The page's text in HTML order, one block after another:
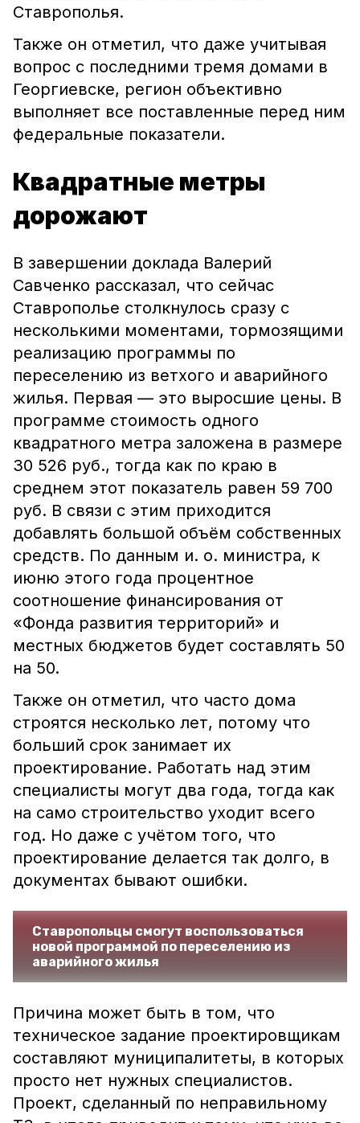
Ставрополья.
Также он отметил, что даже учитывая
вопрос с последними тремя домами в
Георгиевске, регион объективно
выполняет все поставленные перед ним
федеральные показатели.
Квадратные метры
дорожают
В завершении доклада Валерий
Савченко рассказал, что сейчас
Ставрополье столкнулось сразу с
несколькими моментами, тормозящими
реализацию программы по
переселению из ветхого и аварийного
жилья. Первая — это выросшие цены. В
программе стоимость одного
квадратного метра заложена в размере
30 526 руб., тогда как по краю в
среднем этот показатель равен 59 700
руб. В связи с этим приходится
добавлять большой объём собственных
средств. По данным и. о. министра, к
июню этого года процентное
соотношение финансирования от
«Фонда развития территорий» и
местных бюджетов будет составлять 50
на 50.
Также он отметил, что часто дома
строятся несколько лет, потому что
больший срок занимает их
проектирование. Работать над этим
специалисты могут два года, тогда как
на само строительство уходит всего
год. Но даже с учётом того, что
проектирование делается так долго, в
документах бывают ошибки.
Ставропольцы смогут воспользоваться
новой программой по переселению из
аварийного жилья
Причина может быть в том, что
техническое задание проектировщикам
составляют муниципалитеты, в которых
просто нет нужных специалистов.
Проект, сделанный по неправильному